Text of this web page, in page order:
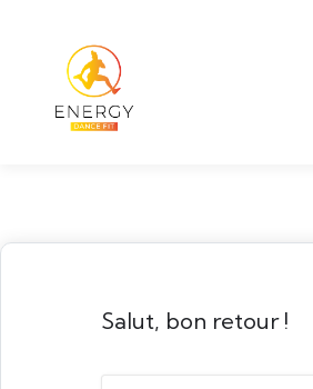
Salut, bon retour !